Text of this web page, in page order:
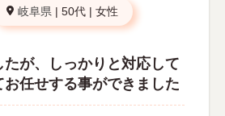
岐阜県 | 50代 | 女性
が、しっかりと対応して
任せする事ができました